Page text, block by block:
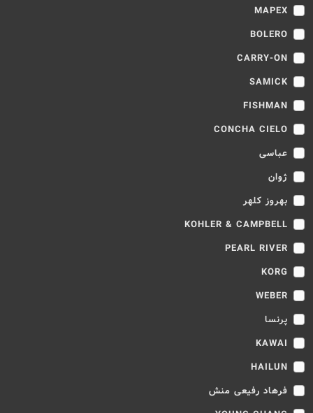
MAPEX
BOLERO
CARRY-ON
SAMICK
FISHMAN
CONCHA CIELO
عباسی
ژوان
بهروز کلهر
KOHLER & CAMPBELL
PEARL RIVER
KORG
WEBER
پرنسا
KAWAI
HAILUN
فرهاد رفیعی منش